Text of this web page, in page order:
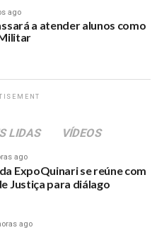
ago
a atender alunos como
LIDAS VÍDEOS
ago
ExpoQuinari se reúne com
Justiça para diálago
ago